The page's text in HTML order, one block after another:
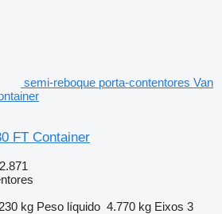
semi-reboque porta-contentores Van
FT Container
kg Peso líquido 4.770 kg Eixos 3